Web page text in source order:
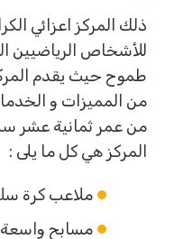
ذلك المركز اعزائي
للأشخاص الرياضيين
طموح حيث يقدم
من المميزات و
من عمر ثمانية عشر سنة
المركز هي كل ما يلى :
ملاعب كرة سلة
مسابح واسعة.